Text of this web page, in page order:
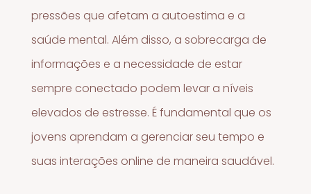
pressões que afetam a autoestima e a
saúde mental. Além disso, a sobrecarga de
informações e a necessidade de estar
sempre conectado podem levar a níveis
elevados de estresse. É fundamental que os
jovens aprendam a gerenciar seu tempo e
suas interações online de maneira saudável.